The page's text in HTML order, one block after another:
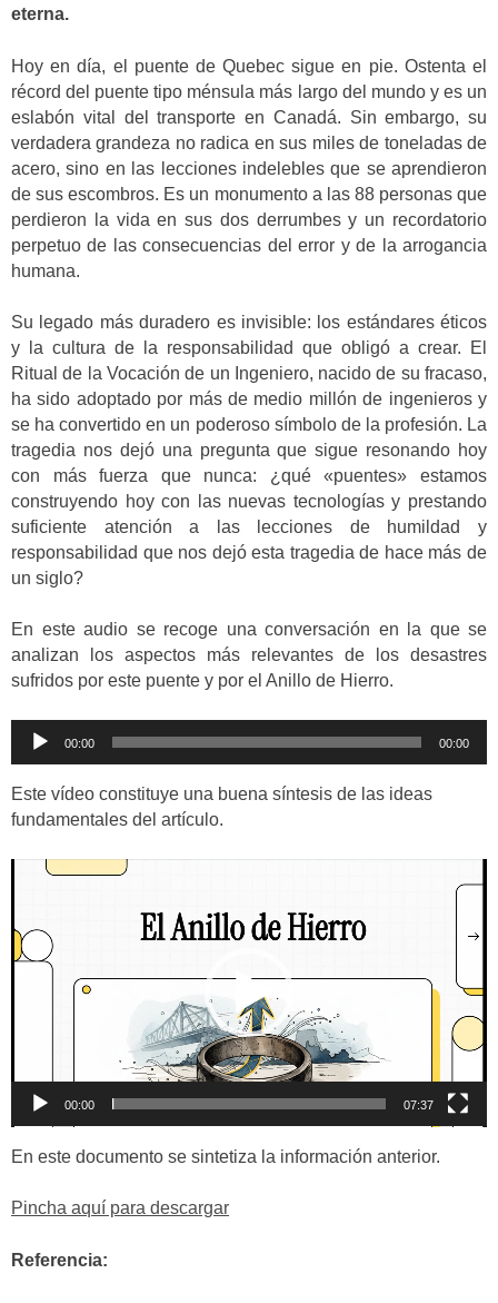
eterna.
Hoy en día, el puente de Quebec sigue en pie. Ostenta el
récord del puente tipo ménsula más largo del mundo y es un
eslabón vital del transporte en Canadá. Sin embargo, su
verdadera grandeza no radica en sus miles de toneladas de
acero, sino en las lecciones indelebles que se aprendieron
de sus escombros. Es un monumento a las 88 personas que
perdieron la vida en sus dos derrumbes y un recordatorio
perpetuo de las consecuencias del error y de la arrogancia
humana.
Su legado más duradero es invisible: los estándares éticos
y la cultura de la responsabilidad que obligó a crear. El
Ritual de la Vocación de un Ingeniero, nacido de su fracaso,
ha sido adoptado por más de medio millón de ingenieros y
se ha convertido en un poderoso símbolo de la profesión. La
tragedia nos dejó una pregunta que sigue resonando hoy
con más fuerza que nunca: ¿qué «puentes» estamos
construyendo hoy con las nuevas tecnologías y prestando
suficiente atención a las lecciones de humildad y
responsabilidad que nos dejó esta tragedia de hace más de
un siglo?
En este audio se recoge una conversación en la que se
analizan los aspectos más relevantes de los desastres
sufridos por este puente y por el Anillo de Hierro.
Reproductor
audio
00:00 00:00
Este vídeo constituye una buena síntesis de las ideas
fundamentales del artículo.
Reproductor
00:00 07:37
En este documento se sintetiza la información anterior.
Pincha aquí para descargar
Referencia: